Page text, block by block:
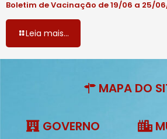
Boletim de Vacinação de 19/06 a 25/
Leia mais...
MAPA DO
GOVERNO